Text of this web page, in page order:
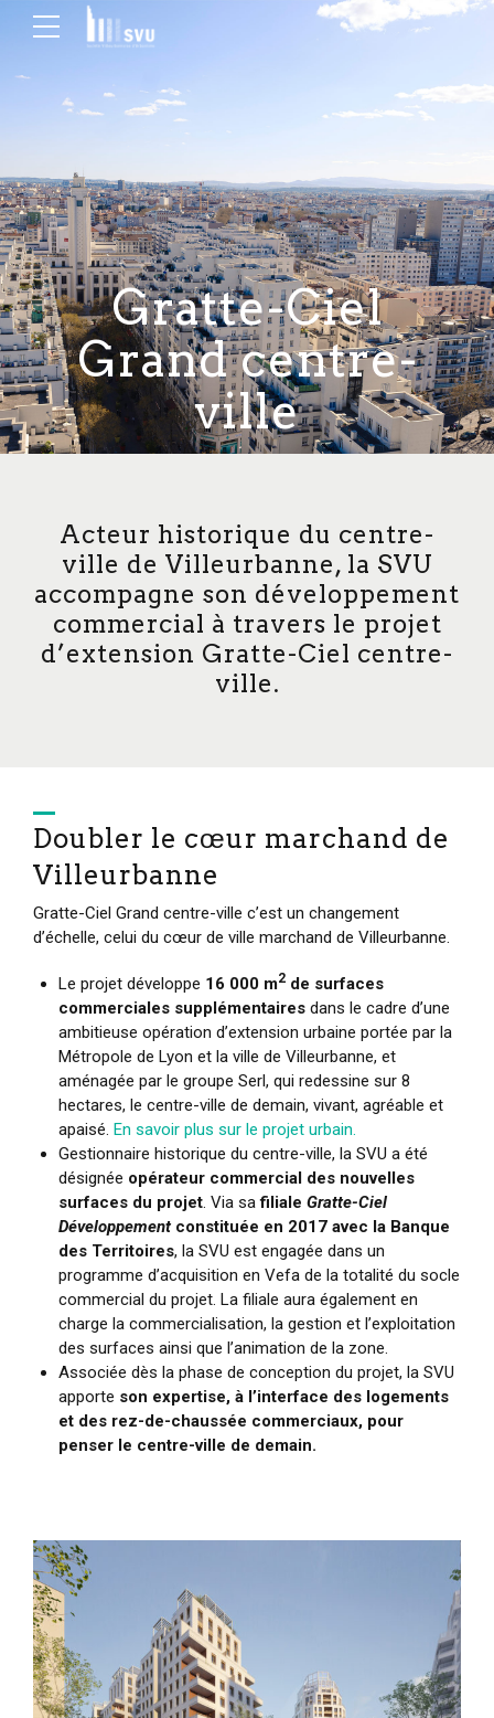
Gratte-Ciel
Grand centre-
ville
Acteur historique du centre-
ville de Villeurbanne, la SVU
accompagne son développement
commercial à travers le projet
d’extension Gratte-Ciel centre-
ville.
Doubler le cœur marchand de
Villeurbanne
Gratte-Ciel Grand centre-ville c’est un changement
d’échelle, celui du cœur de ville marchand de Villeurbanne.
Le projet développe 16 000 m2de surfaces
commerciales supplémentairesdans le cadre d’une
ambitieuse opération d’extension urbaine portée par la
Métropole de Lyon et la ville de Villeurbanne, et
aménagée par le groupe Serl, qui redessine sur 8
hectares, le centre-ville de demain, vivant, agréable et
apaisé. En savoir plus sur le projet urbain.
Gestionnaire historique du centre-ville, la SVU a été
désignée opérateur commercial des nouvelles
surfaces du projet. Via safiliale Gratte-Ciel
Développementconstituée en 2017 avec la Banque
des Territoires, la SVU est engagée dans un
programme d’acquisition en Vefa de la totalité du socle
commercial du projet. La filiale aura également en
charge la commercialisation, la gestion et l’exploitation
des surfaces ainsi que l’animation de la zone.
Associée dès la phase de conception du projet, la SVU
apporte son expertise, à l’interface des logements
et des rez-de-chaussée commerciaux, pour
penser le centre-ville de demain.